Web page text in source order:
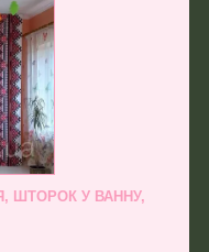
ШТОРОК У ВАННУ,